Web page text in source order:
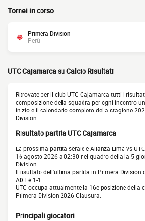
Tornei in corso
Primera Division
Perù
UTC Cajamarca su Calcio Risultati
Ritrovate per il club UTC Cajamarca tutti i
composizione della squadra per ogni incontro
inizio e il calendario completo della stagione
Division.
Risultato partita UTC Cajamarca
La prossima partita serale è Alianza Lima vs
16 agosto 2026 a 02:30 nel quadro della la 5
Division.
Il risultato dell'ultima partita in Primera Division
ADT è 1-1.
UTC occupa attualmente la 16e posizione della
Primera Division 2026 Clausura.
Principali giocatori